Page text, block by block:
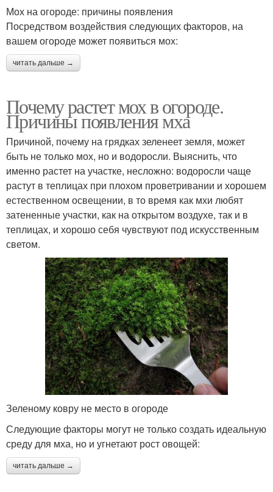
Мох на огороде: причины появления
Посредством воздействия следующих факторов, на
вашем огороде может появиться мох:
читать дальше →
Почему растет мох в огороде.
Причины появления мха
Причиной, почему на грядках зеленеет земля, может
быть не только мох, но и водоросли. Выяснить, что
именно растет на участке, несложно: водоросли чаще
растут в теплицах при плохом проветривании и хорошем
естественном освещении, в то время как мхи любят
затененные участки, как на открытом воздухе, так и в
теплицах, и хорошо себя чувствуют под искусственным
светом.
Зеленому ковру не место в огороде
Следующие факторы могут не только создать идеальную
среду для мха, но и угнетают рост овощей:
читать дальше →